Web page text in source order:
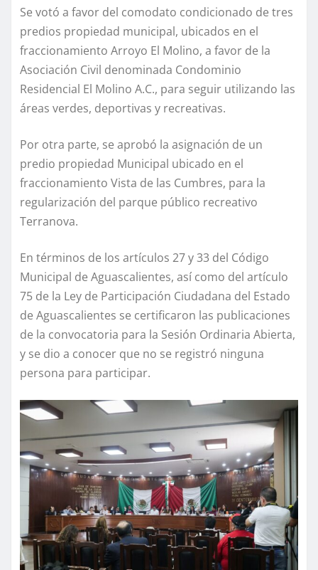
Se votó a favor del comodato condicionado de tres
predios propiedad municipal, ubicados en el
fraccionamiento Arroyo El Molino, a favor de la
Asociación Civil denominada Condominio
Residencial El Molino A.C., para seguir utilizando las
áreas verdes, deportivas y recreativas.
Por otra parte, se aprobó la asignación de un
predio propiedad Municipal ubicado en el
fraccionamiento Vista de las Cumbres, para la
regularización del parque público recreativo
Terranova.
En términos de los artículos 27 y 33 del Código
Municipal de Aguascalientes, así como del artículo
75 de la Ley de Participación Ciudadana del Estado
de Aguascalientes se certificaron las publicaciones
de la convocatoria para la Sesión Ordinaria Abierta,
y se dio a conocer que no se registró ninguna
persona para participar.